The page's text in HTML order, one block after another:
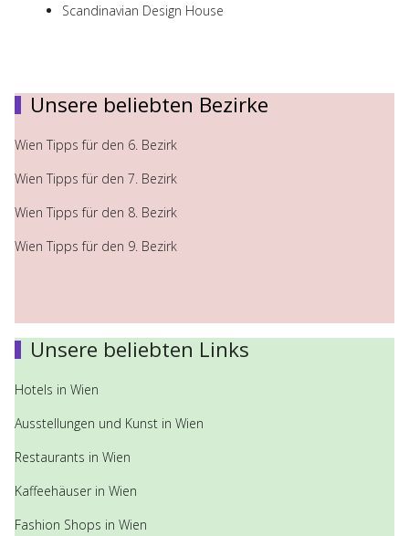
Scandinavian Design House
Unsere beliebten Bezirke
Wien Tipps für den 6. Bezirk
Wien Tipps für den 7. Bezirk
Wien Tipps für den 8. Bezirk
Wien Tipps für den 9. Bezirk
Unsere beliebten Links
Hotels in Wien
Ausstellungen und Kunst in Wien
Restaurants in Wien
Kaffeehäuser in Wien
Fashion Shops in Wien